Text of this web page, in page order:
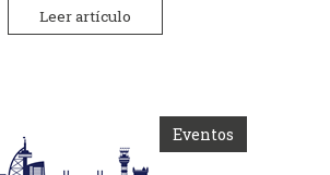
Leer artículo
Eventos